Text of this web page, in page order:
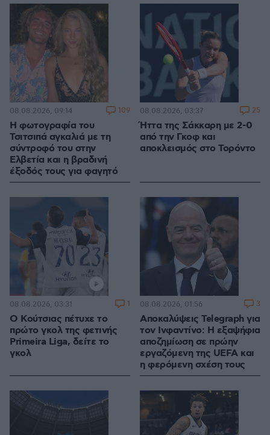
Η φωτογραφία του
Τσιτσιπά αγκαλιά με τη
σύντροφό του στην
Ελβετία και η βραδινή
έξοδός τους για φαγητό
08.08.2026, 09:14 109
Ήττα της Σάκκαρη με 2-0
από την Γκοφ και
αποκλεισμός στο Τορόντο
08.08.2026, 03:37 25
Ο Κούτσιας πέτυχε το
πρώτο γκολ της φετινής
Primeira Liga, δείτε το
γκολ
08.08.2026, 03:31 1
Αποκαλύψεις Telegraph για
τον Ινφαντίνο: Η εξαψήφια
αποζημίωση σε πρώην
εργαζόμενη της UEFA και
η φερόμενη σχέση τους
08.08.2026, 01:56 3